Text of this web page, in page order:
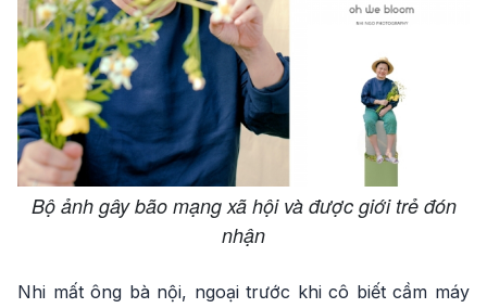
Bộ ảnh gây bão mạng xã hội và được giới trẻ đón
nhận
Nhi mất ông bà nội, ngoại trước khi cô biết cầm máy